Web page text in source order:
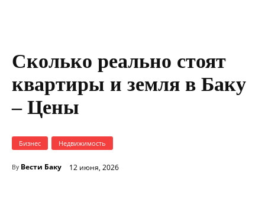
Сколько реально стоят
квартиры и земля в Баку
– Цены
Бизнес Недвижимость
By Вести Баку 12 июня, 2026